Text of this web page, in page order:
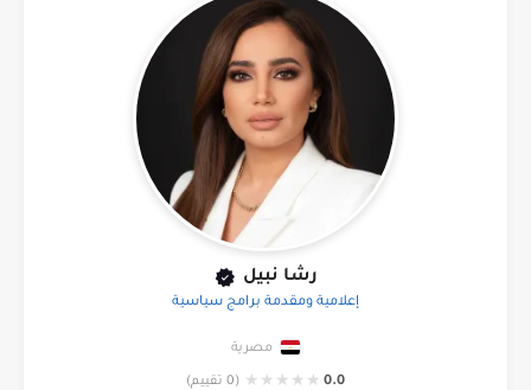
رشا نبيل
إعلامية ومقدمة برامج سياسية
مصرية
0.0
★
★
★
★
★ (0 تقييم)